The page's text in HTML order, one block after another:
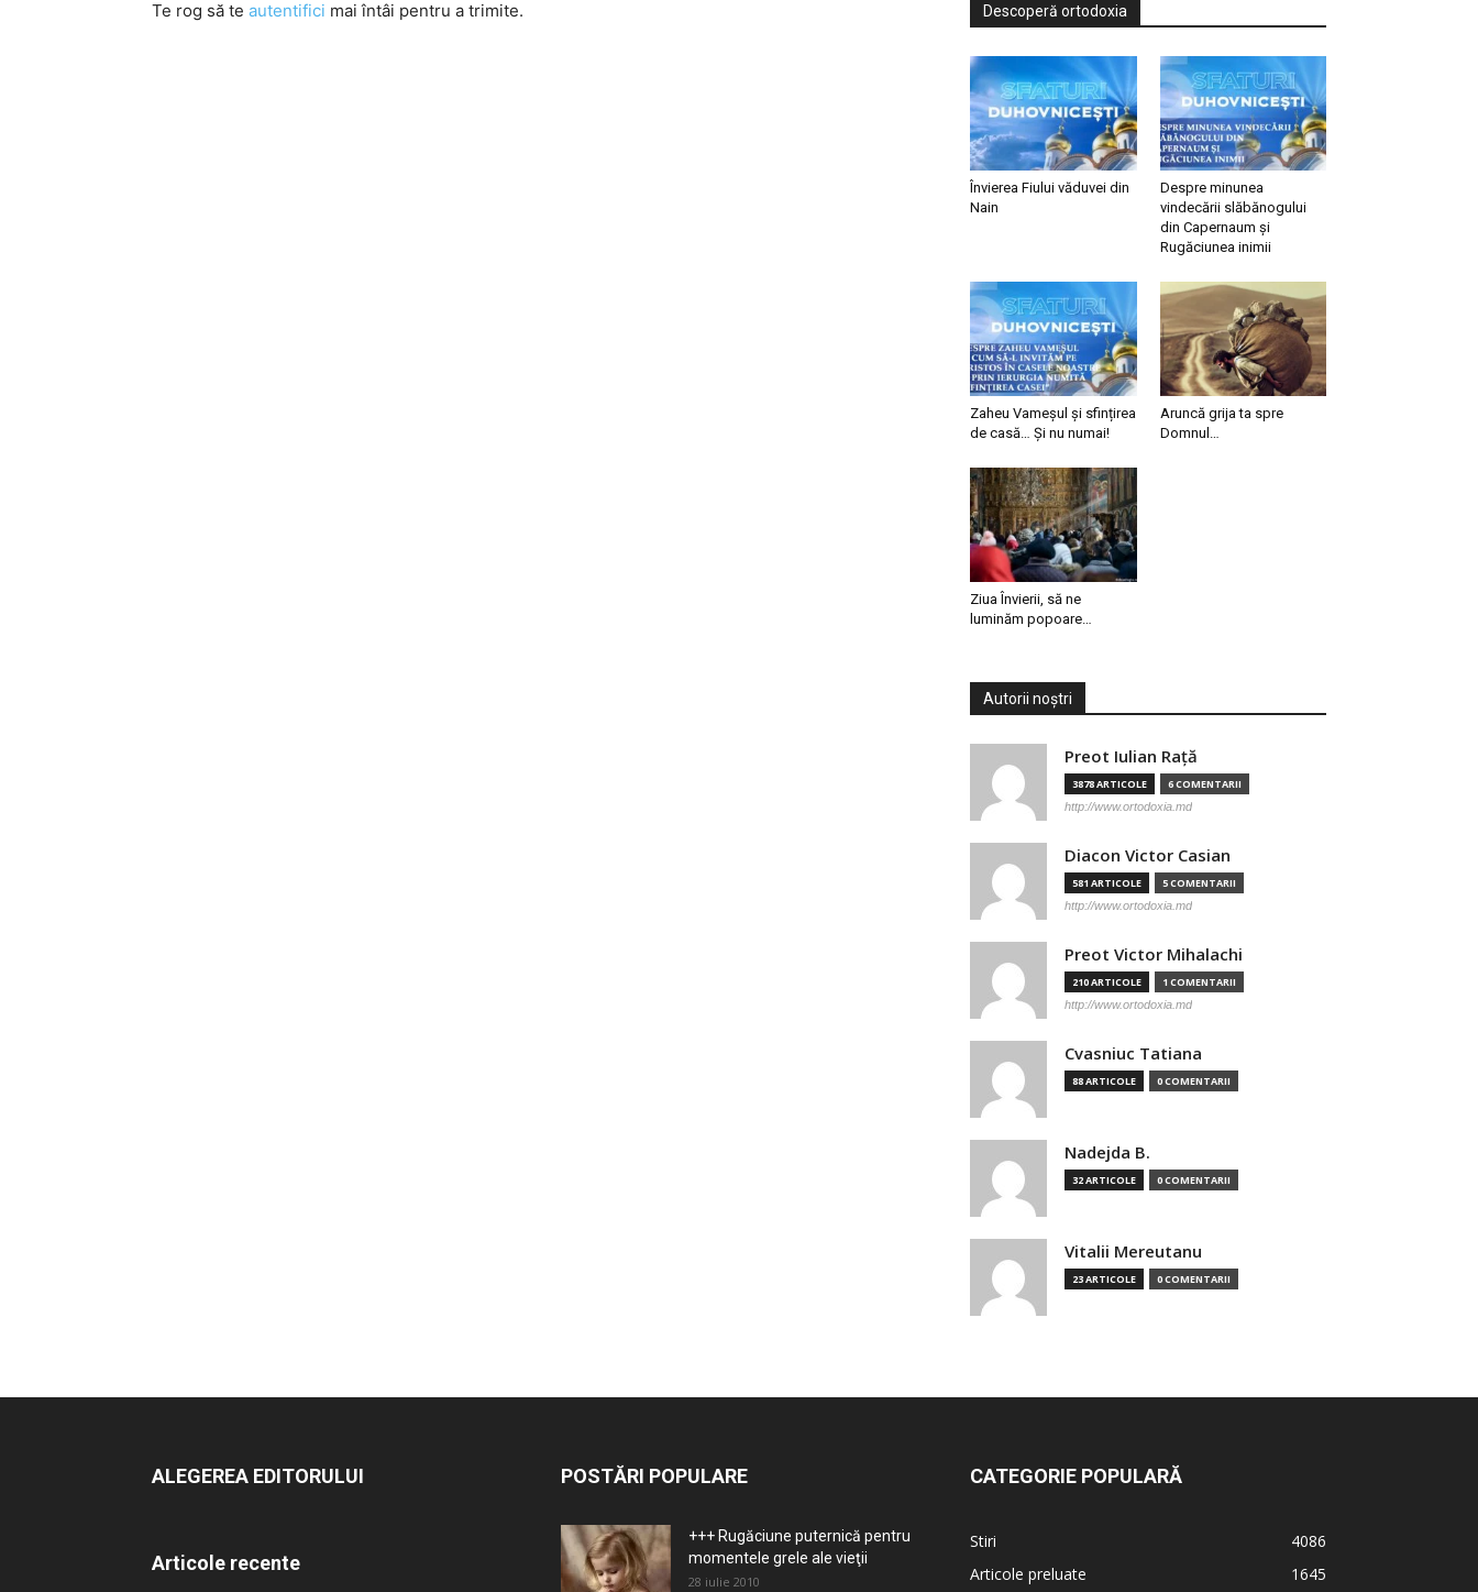
Te rog să te autentifici mai întâi pentru a trimite. Descoperă ortodoxia
Învierea Fiului văduvei din
Nain
Despre minunea
vindecării slăbănogului
din Capernaum și
Rugăciunea inimii
Zaheu Vameșul și sfințirea
de casă… Și nu numai!
Aruncă grija ta spre
Domnul…
Ziua Învierii, să ne
luminăm popoare…
Autorii noștri
Preot Iulian Raţă
3878 ARTICOLE 6 COMENTARII
http://www.ortodoxia.md
Diacon Victor Casian
581 ARTICOLE 5 COMENTARII
http://www.ortodoxia.md
Preot Victor Mihalachi
210 ARTICOLE 1 COMENTARII
http://www.ortodoxia.md
Cvasniuc Tatiana
88 ARTICOLE 0 COMENTARII
Nadejda B.
32 ARTICOLE 0 COMENTARII
Vitalii Mereutanu
23 ARTICOLE 0 COMENTARII
ALEGEREA EDITORULUI
Articole recente
POSTĂRI POPULARE
+++ Rugăciune puternică pentru
momentele grele ale vieţii
28 iulie 2010
CATEGORIE POPULARĂ
Stiri
4086
Articole preluate
1645